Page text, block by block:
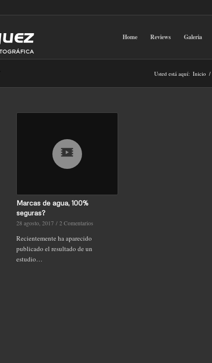
Home Reviews Galeria
Usted está aquí: Inicio /
Marcas de agua, 100%
seguras?
28 agosto, 2017 / 2 Comentarios
Recientemente ha aparecido
publicado el resultado de un
estudio…